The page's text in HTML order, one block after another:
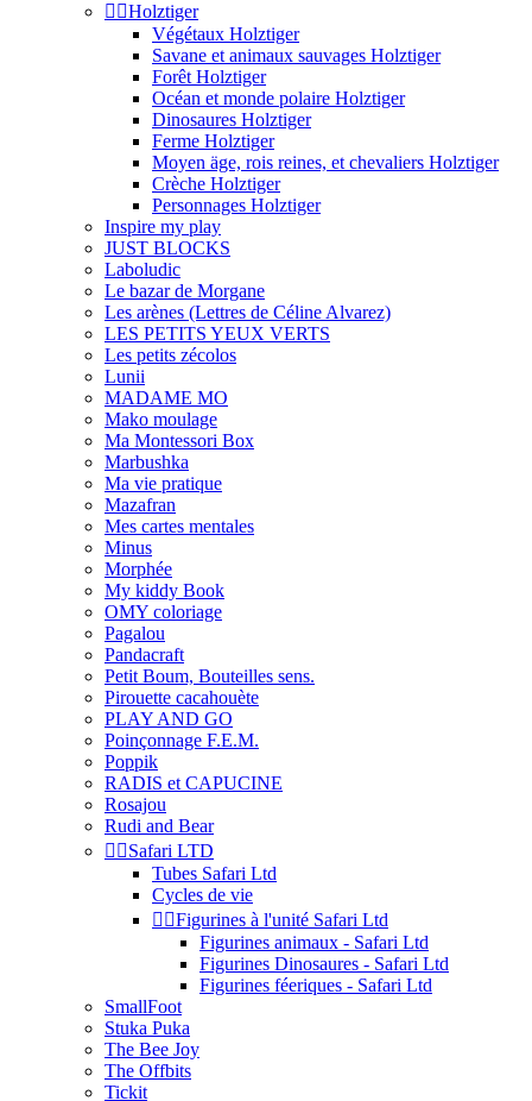
 Holztiger
Végétaux Holztiger
Savane et animaux sauvages Holztiger
Forêt Holztiger
Océan et monde polaire Holztiger
Dinosaures Holztiger
Ferme Holztiger
Moyen äge, rois reines, et chevaliers Holztiger
Crèche Holztiger
Personnages Holztiger
Inspire my play
JUST BLOCKS
Laboludic
Le bazar de Morgane
Les arènes (Lettres de Céline Alvarez)
LES PETITS YEUX VERTS
Les petits zécolos
Lunii
MADAME MO
Mako moulage
Ma Montessori Box
Marbushka
Ma vie pratique
Mazafran
Mes cartes mentales
Minus
Morphée
My kiddy Book
OMY coloriage
Pagalou
Pandacraft
Petit Boum, Bouteilles sens.
Pirouette cacahouète
PLAY AND GO
Poinçonnage F.E.M.
Poppik
RADIS et CAPUCINE
Rosajou
Rudi and Bear
 Safari LTD
Tubes Safari Ltd
Cycles de vie
 Figurines à l'unité Safari Ltd
Figurines animaux - Safari Ltd
Figurines Dinosaures - Safari Ltd
Figurines féeriques - Safari Ltd
SmallFoot
Stuka Puka
The Bee Joy
The Offbits
Tickit